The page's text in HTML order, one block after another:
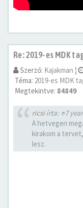
Re: 2019-es MDK
Szerző: Kajakman ¦
Téma: 2019-es MDK
Megtekintve: 84849
ricsiírta: ↑7
A hetvegen
kirakom a
lesz.